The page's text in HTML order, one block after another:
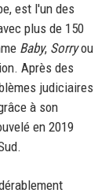
est l'un des
plus de 150
Baby, Sorryou
Après des
judiciaires
à son
en 2019